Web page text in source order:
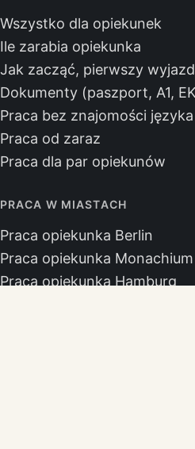
Wszystko dla opiekunek
Ile zarabia opiekunka
Jak zacząć, pierwszy wyjazd
Dokumenty (paszport, A1,
Praca bez znajomości języka
Praca od zaraz
Praca dla par opiekunów
PRACA W MIASTACH
Praca opiekunka Berlin
Praca opiekunka Monachium
Praca opiekunka Hamburg